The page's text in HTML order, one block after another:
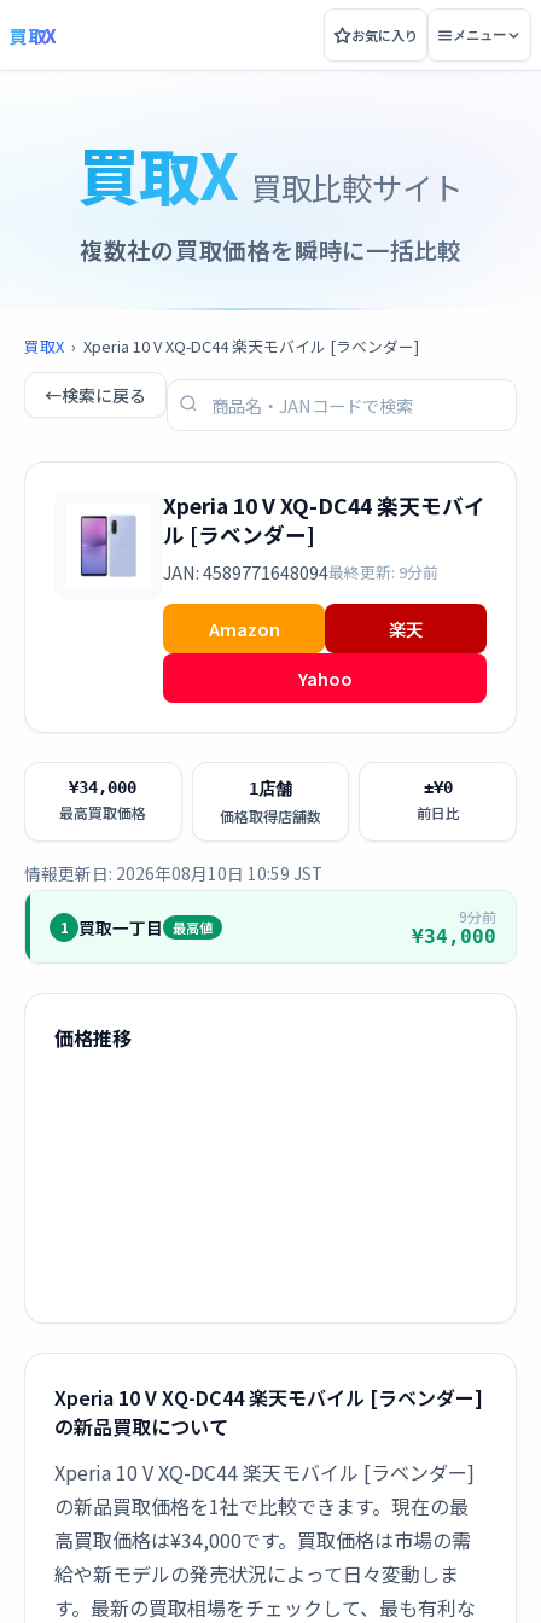
買取X お気に入り メニュー
買取X 買取比較サイト
複数社の買取価格を瞬時に一括比較
買取X › Xperia 10 V XQ-DC44 楽天モバイル [ラベンダー]
←検索に戻る
Xperia 10 V XQ-DC44 楽天モバイ
ル [ラベンダー]
JAN: 4589771648094最終更新: 9分前
Amazon
楽天
Yahoo
¥34,000
最高買取価格
1店舗
価格取得店舗数
±¥0
前日比
情報更新日: 2026年08月10日 10:59 JST
1 買取一丁目 最高値
9分前
¥34,000
価格推移
Xperia 10 V XQ-DC44 楽天モバイル [ラベンダー]
の新品買取について
Xperia 10 V XQ-DC44 楽天モバイル [ラベンダー]
の新品買取価格を1社で比較できます。現在の最
高買取価格は¥34,000です。買取価格は市場の需
給や新モデルの発売状況によって日々変動しま
す。最新の買取相場をチェックして、最も有利な